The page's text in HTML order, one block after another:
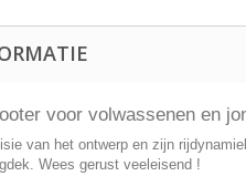
voor volwassenen en
van het ontwerp en zijn
Wees gerust veeleisend !